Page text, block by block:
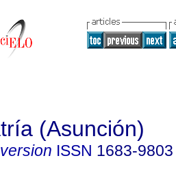
(Asunción)
ISSN 1683-9803